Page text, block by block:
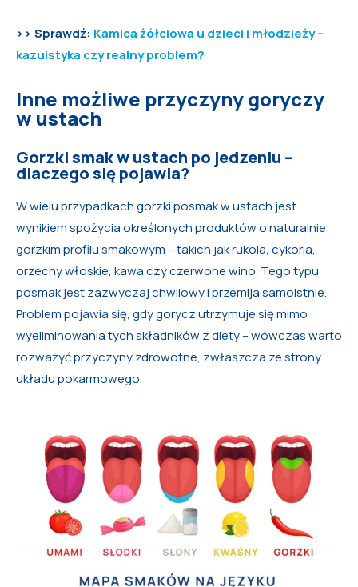
>> Sprawdź: Kamica żółciowa u dzieci i młodzieży –
kazuistyka czy realny problem?
Inne możliwe przyczyny goryczy
w ustach
Gorzki smak w ustach po jedzeniu –
dlaczego się pojawia?
W wielu przypadkach gorzki posmak w ustach jest
wynikiem spożycia określonych produktów o naturalnie
gorzkim profilu smakowym – takich jak rukola, cykoria,
orzechy włoskie, kawa czy czerwone wino. Tego typu
posmak jest zazwyczaj chwilowy i przemija samoistnie.
Problem pojawia się, gdy gorycz utrzymuje się mimo
wyeliminowania tych składników z diety – wówczas warto
rozważyć przyczyny zdrowotne, zwłaszcza ze strony
układu pokarmowego.